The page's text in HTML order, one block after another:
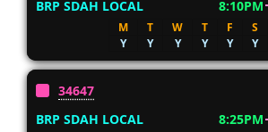
BRP SDAH LOCAL
8:10PM
M T W T F S
Y
Y Y Y Y Y
34647
BRP SDAH LOCAL
8:25PM